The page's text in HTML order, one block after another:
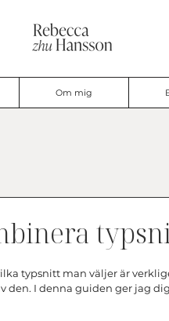
Om mig
typsnitt man väljer är
den. I denna guiden ger jag